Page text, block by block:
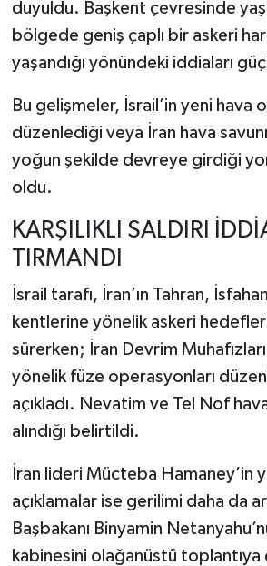
duyuldu. Başkent çevresinde
bölgede geniş çaplı bir askeri
yaşandığı yönündeki iddiaları
Bu gelişmeler, İsrail’in yeni hava
düzenlediği veya İran hava
yoğun şekilde devreye girdiği
oldu.
KARŞILIKLI SALDIRI
TIRMANDI
İsrail tarafı, İran’ın Tahran,
kentlerine yönelik askeri
sürerken; İran Devrim
yönelik füze operasyonları
açıkladı. Nevatim ve Tel Nof
alındığı belirtildi.
İran lideri Mücteba Hamaney’in
açıklamalar ise gerilimi daha da
Başbakanı Binyamin
kabinesini olağanüstü toplantıya